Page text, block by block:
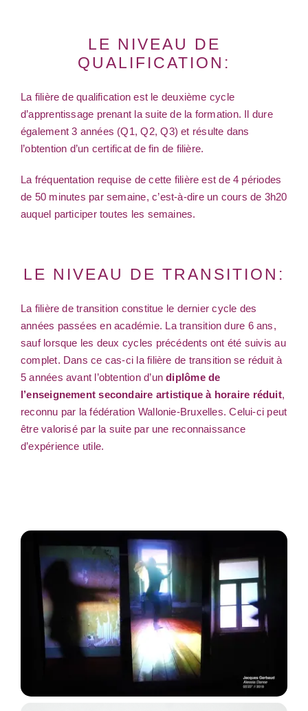
LE NIVEAU DE
QUALIFICATION:
La filière de qualification est le deuxième cycle
d’apprentissage prenant la suite de la formation. Il dure
également 3 années (Q1, Q2, Q3) et résulte dans
l’obtention d’un certificat de fin de filière.
La fréquentation requise de cette filière est de 4 périodes
de 50 minutes par semaine, c’est-à-dire un cours de 3h20
auquel participer toutes les semaines.
LE NIVEAU DE TRANSITION:
La filière de transition constitue le dernier cycle des
années passées en académie. La transition dure 6 ans,
sauf lorsque les deux cycles précédents ont été suivis au
complet. Dans ce cas-ci la filière de transition se réduit à
5 années avant l’obtention d’undiplôme de
l’enseignement secondaire artistique à horaire réduit,
reconnu par la fédération Wallonie-Bruxelles. Celui-ci peut
être valorisé par la suite par une reconnaissance
d’expérience utile.